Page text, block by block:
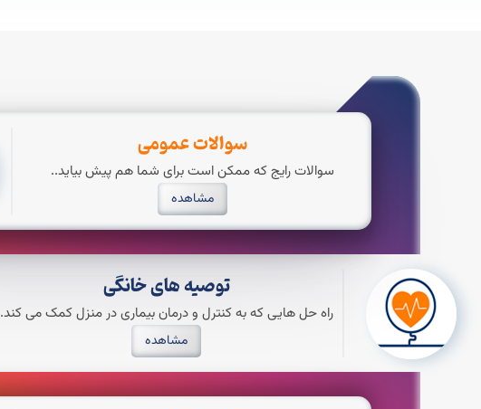
سوالات عمومی
سوالات رایج که ممکن است برای شما هم پیش بیاید..
مشاهده
توصیه های خانگی
راه حل هایی که به کنترل و درمان بیماری در منزل کمک می کند.
مشاهده